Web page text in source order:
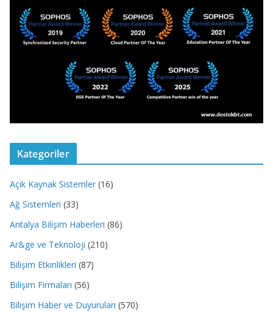
Kategoriler
Açık Kaynak Sistemler (16)
Ağ Sistemleri (33)
Antalya Bilişim Haberleri (86)
Ar&ge ve Teknoloji (210)
Bilişim Etkinlikleri (87)
Bilişim Firmaları (56)
Bilişim Haber ve Duyuruları (570)